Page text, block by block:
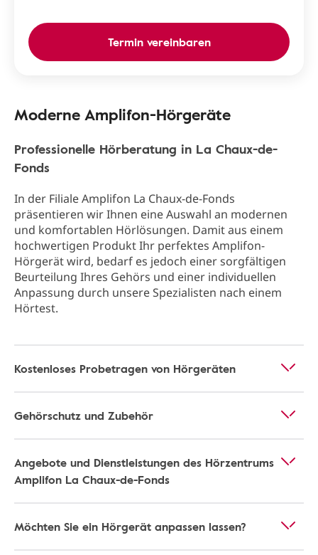
Termin vereinbaren
Moderne Amplifon-Hörgeräte
Professionelle Hörberatung in La Chaux-de-
Fonds
In der Filiale Amplifon La Chaux-de-Fonds
präsentieren wir Ihnen eine Auswahl an modernen
und komfortablen Hörlösungen. Damit aus einem
hochwertigen Produkt Ihr perfektes Amplifon-
Hörgerät wird, bedarf es jedoch einer sorgfältigen
Beurteilung Ihres Gehörs und einer individuellen
Anpassung durch unsere Spezialisten nach einem
Hörtest.
Kostenloses Probetragen von Hörgeräten
Gehörschutz und Zubehör
Angebote und Dienstleistungen des Hörzentrums
Amplifon La Chaux-de-Fonds
Möchten Sie ein Hörgerät anpassen lassen?